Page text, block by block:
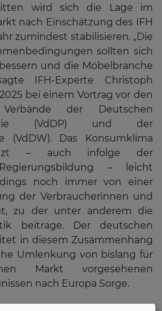
wird sich die Lage im
nach Einschätzung des IFH
zumindest stabilisieren. „Die
sollten sich
und die Möbelbranche
IFH-Experte Christoph
bei einem Vortrag vor den
der Deutschen
(VdDP) und der
(VdDW). Das Konsumklima
– auch infolge der
– leicht
noch immer von einer
der Verbraucherinnen und
zu der unter anderem die
beitrage. Der deutschen
in diesem Zusammenhang
Umlenkung von bislang für
Markt vorgesehenen
nach Europa Sorge.